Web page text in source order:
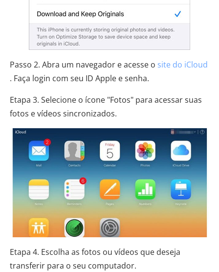
Passo 2. Abra um navegador e acesse o site do iCloud
. Faça login com seu ID Apple e senha.
Etapa 3. Selecione o ícone "Fotos" para acessar suas
fotos e vídeos sincronizados.
Etapa 4. Escolha as fotos ou vídeos que deseja
transferir para o seu computador.